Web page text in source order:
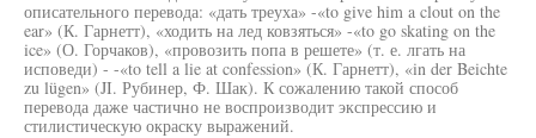
описательного перевода: «дать треуха» -«to give him a clout on the
ear» (К. Гарнетт), «ходить на лед ковзяться» -«to go skating on the
ice» (О. Горчаков), «провозить попа в решете» (т. е. лгать на
исповеди) - -«to tell a lie at confession» (К. Гарнетт), «in der Beichte
zu lügen» (JI. Рубинер, Ф. Шак). К сожалению такой способ
перевода даже частично не воспроизводит экспрессию и
стилистическую окраску выражений.